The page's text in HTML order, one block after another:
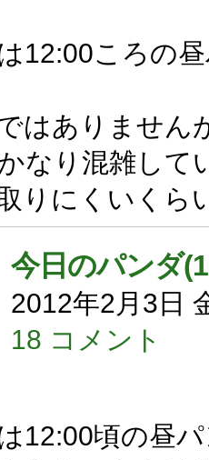
12:00ころの
はありません
なり混雑して
りにくいくら
今日のパンダ
2012年2月3日
18 コメント
12:00頃の昼